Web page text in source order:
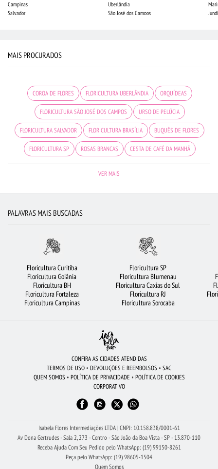
Campinas
Salvador
Uberlândia
São José dos Campos
MAIS PROCURADOS
COROA DE FLORES FLORICULTURA UBERLÂNDIA ORQUÍDEAS
FLORICULTURA SÃO JOSÉ DOS CAMPOS URSO DE PELÚCIA
FLORICULTURA SALVADOR FLORICULTURA BRASÍLIA BUQUÊS DE FLORES
FLORICULTURA SP ROSAS BRANCAS CESTA DE CAFÉ DA MANHÃ
FLORICULTURA NITERÓI FLORICULTURA PORTO ALEGRE
CESTA DE CHOCOLATE ROSAS AMARELAS LÍRIO FLORES VERMELHAS
MAIS BUSCADOS BUQUÊ DE ROSAS VERMELHAS
RAMALHETE DE FLORES
FLORES COLORIDAS
BUQUÊ DE 20 ROSAS VERMELHAS ROSAS ROSAS VERMELHAS
FLORICULTURA SANTO ANDRÉ FLORICULTURA BELÉM
FLORICULTURA SÃO BERNARDO DO CAMPO BUQUÊ DE 12 ROSAS VERMELHAS
VER MAIS
PALAVRAS MAIS BUSCADAS
Floricultura Curitiba
Floricultura Goiânia
Floricultura BH
Floricultura Fortaleza
Floricultura Campinas
Floricultura SP
Floricultura Blumenau
Floricultura Caxias do Sul
Floricultura RJ
Floricultura Sorocaba
CONFIRA AS CIDADES ATENDIDAS
TERMOS DE USO • DEVOLUÇÕES E REEMBOLSOS • SAC
QUEM SOMOS • POLÍTICA DE PRIVACIDADE • POLÍTICA DE COOKIES
CORPORATIVO
Isabela Flores Intermediações LTDA | CNPJ: 10.158.838/0001-61
Av Dona Gertrudes - Sala 2, 273 - Centro - São João da Boa Vista - SP - 13.870-110
Receba Ajuda Com Seu Pedido pelo WhatsApp: (19) 99150-8261
Peça pelo WhatsApp: (19) 98605-1504
Quem Somos